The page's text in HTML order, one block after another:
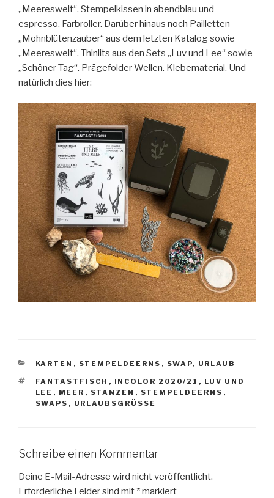
„Meereswelt“. Stempelkissen in abendblau und
espresso. Farbroller. Darüber hinaus noch Pailletten
„Mohnblütenzauber“ aus dem letzten Katalog sowie
„Meereswelt“. Thinlits aus den Sets „Luv und Lee“ sowie
„Schöner Tag“. Prägefolder Wellen. Klebematerial. Und
natürlich dies hier:
KATEGORIEN
KARTEN , STEMPELDEERNS , SWAP, URLAUB
SCHLAGWÖRTER
FANTASTFISCH , INCOLOR 2020/21 , LUV UND
LEE , MEER , STANZEN , STEMPELDEERNS ,
SWAPS , URLAUBSGRÜSSE
Schreibe einen Kommentar
Deine E-Mail-Adresse wird nicht veröffentlicht.
Erforderliche Felder sind mit *markiert